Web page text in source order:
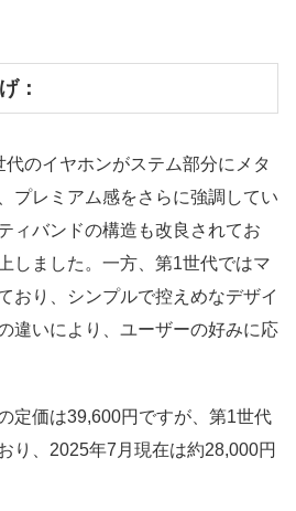
：
のイヤホンがステム部分にメタ
プレミアム感をさらに強調してい
ィバンドの構造も改良されてお
しました。一方、第1世代ではマ
おり、シンプルで控えめなデザイ
違いにより、ユーザーの好みに応
定価は39,600円ですが、第1世代
り、2025年7月現在は約28,000円